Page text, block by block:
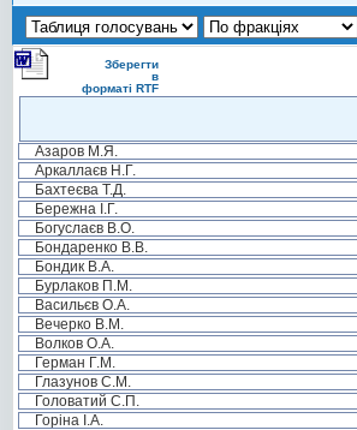
Зберегти
в
форматі RTF
Азаров М.Я.
Аркаллаєв Н.Г.
Бахтеєва Т.Д.
Бережна І.Г.
Богуслаєв В.О.
Бондаренко В.В.
Бондик В.А.
Бурлаков П.М.
Васильєв О.А.
Вечерко В.М.
Волков О.А.
Герман Г.М.
Глазунов С.М.
Головатий С.П.
Горіна І.А.